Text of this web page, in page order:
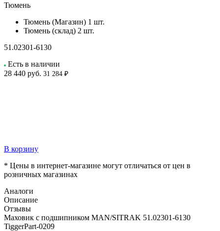
Тюмень
Тюмень (Магазин) 1 шт.
Тюмень (склад) 2 шт.
51.02301-6130
Есть в наличии
28 440 руб. 31 284 ₽
В корзину
* Цены в интернет-магазине могут отличаться от цен в
розничных магазинах
Аналоги
Описание
Отзывы
Маховик с подшипником MAN/SITRAK 51.02301-6130
TiggerPart-0209